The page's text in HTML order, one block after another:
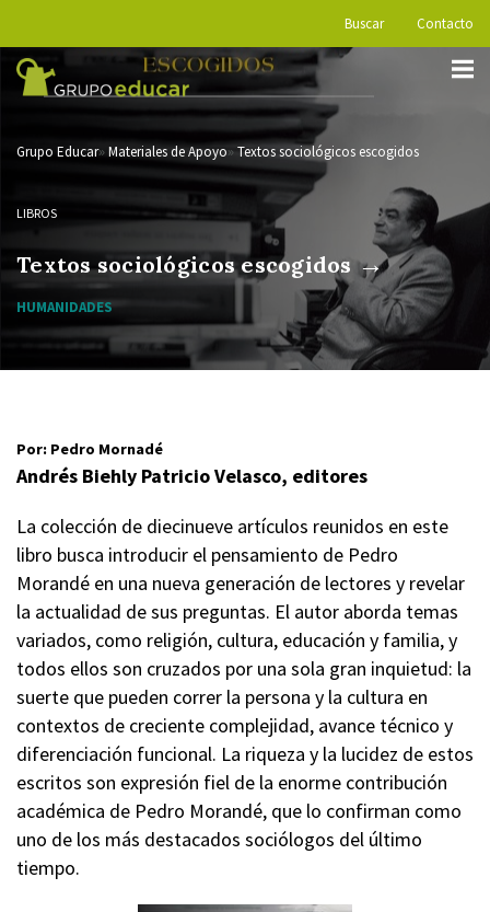
Buscar Contacto
Grupo Educar Materiales de Apoyo Textos sociológicos escogidos
LIBROS
Textos sociológicos escogidos →
HUMANIDADES
Por: Pedro Mornadé
Andrés Biehly Patricio Velasco, editores
La colección de diecinueve artículos reunidos en este
libro busca introducir el pensamiento de Pedro
Morandé en una nueva generación de lectores y revelar
la actualidad de sus preguntas. El autor aborda temas
variados, como religión, cultura, educación y familia, y
todos ellos son cruzados por una sola gran inquietud: la
suerte que pueden correr la persona y la cultura en
contextos de creciente complejidad, avance técnico y
diferenciación funcional. La riqueza y la lucidez de estos
escritos son expresión fiel de la enorme contribución
académica de Pedro Morandé, que lo confirman como
uno de los más destacados sociólogos del último
tiempo.